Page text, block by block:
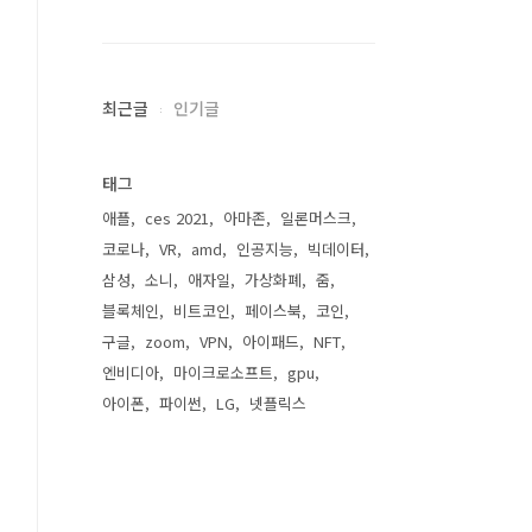
최근글 인기글
태그
애플 ces 2021 아마존
일론머스크
코로나
VR amd 인공지능
빅데이터
삼성
소니 애자일 가상화폐
줌
블록체인
비트코인 페이스북
코인
구글
zoom VPN 아이패드
NFT
엔비디아
마이크로소프트
gpu
아이폰
파이썬 LG 넷플릭스